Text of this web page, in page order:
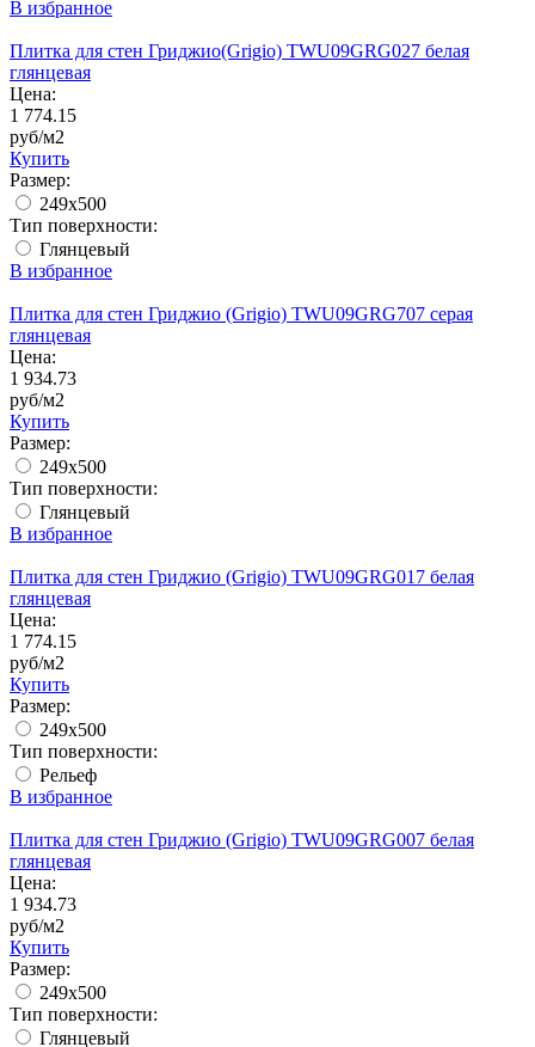
В избранное
Плитка для стен Гриджио(Grigio) TWU09GRG027 белая
глянцевая
Цена:
1 774.15
руб/м2
Купить
Размер:
249x500
Тип поверхности:
Глянцевый
В избранное
Плитка для стен Гриджио (Grigio) TWU09GRG707 серая
глянцевая
Цена:
1 934.73
руб/м2
Купить
Размер:
249x500
Тип поверхности:
Глянцевый
В избранное
Плитка для стен Гриджио (Grigio) TWU09GRG017 белая
глянцевая
Цена:
1 774.15
руб/м2
Купить
Размер:
249x500
Тип поверхности:
Рельеф
В избранное
Плитка для стен Гриджио (Grigio) TWU09GRG007 белая
глянцевая
Цена:
1 934.73
руб/м2
Купить
Размер:
249x500
Тип поверхности:
Глянцевый